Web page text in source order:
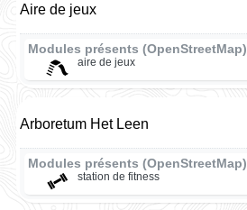
Aire de jeux
Modules présents (OpenStreetMap)
aire de jeux
Arboretum Het Leen
Modules présents (OpenStreetMap)
station de fitness